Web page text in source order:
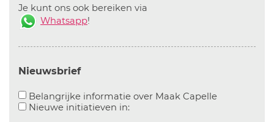
Je kunt ons ook bereiken via
Whatsapp!
Nieuwsbrief
Belangrijke informatie over Maak CapelleAanvinken
Nieuwe initiatieven in:Aanvinken om informatie over